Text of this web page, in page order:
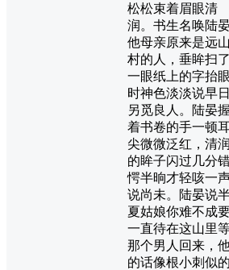
松松束着眉眼清
润。书生名唤陆
他母亲原来是远山
村的人，垂眸扫了
一眼纸上的字抬眼
时神色淡淡说早日
另觅良人。陆晏握
着书卷的手一顿
尖微微泛红，清润
的眸子闪过几分
愕半晌才轻咳一
说尚未。陆晏说
夏姑娘你难不成
一直待在这山里
那个男人回来，
的话像根小刺似的